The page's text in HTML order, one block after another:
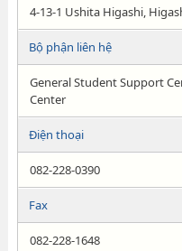
4-13-1 Ushita Higashi,
Bộ phận liên hệ
General Student Support
Center
Điện thoại
082-228-0390
Fax
082-228-1648